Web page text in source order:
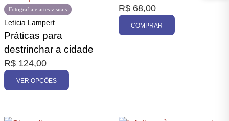
Fotografia e artes visuais
Letícia Lampert
Práticas para
destrinchar a cidade
R$ 124,00
VER OPÇÕES
R$ 68,00
COMPRAR